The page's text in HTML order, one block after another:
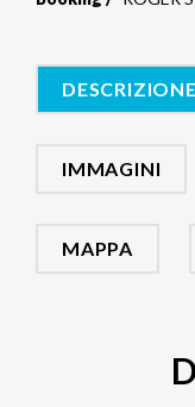
DESCRIZIONE
IMMAGINI
MAPPA